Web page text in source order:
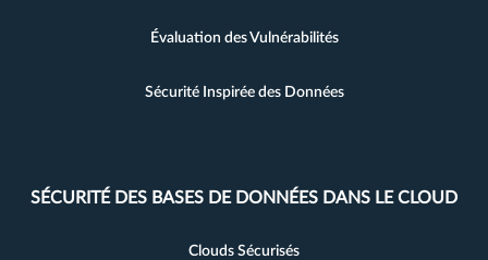
Évaluation des Vulnérabilités
Sécurité Inspirée des Données
SÉCURITÉ DES BASES DE DONNÉES DANS LE CLOUD
Clouds Sécurisés